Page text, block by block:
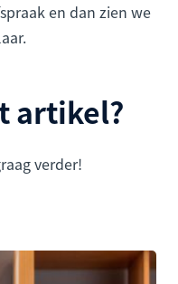
en dan zien we
artikel?
verder!